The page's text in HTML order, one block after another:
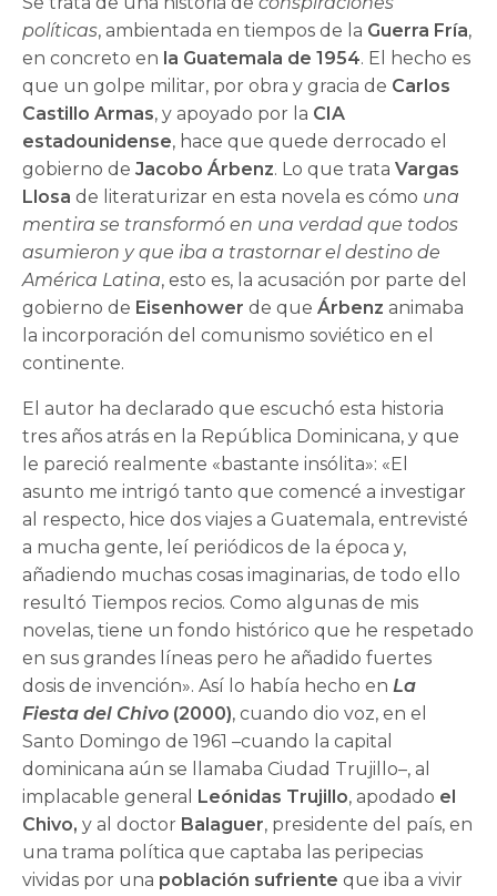
políticas, ambientada en tiempos de la Guerra Fría,
en concreto en la Guatemala de 1954. El hecho es
que un golpe militar, por obra y gracia de Carlos
Castillo Armas, y apoyado por la CIA
estadounidense, hace que quede derrocado el
gobierno de Jacobo Árbenz. Lo que trataVargas
Llosa de literaturizar en esta novela es cómo una
mentira se transformó en una verdad que todos
asumieron y que iba a trastornar el destino de
América Latina, esto es, la acusación por parte del
gobierno de Eisenhower de queÁrbenz animaba
la incorporación del comunismo soviético en el
continente.
El autor ha declarado que escuchó esta historia
tres años atrás en la República Dominicana, y que
le pareció realmente «bastante insólita»: «El
asunto me in­trigó tanto que comencé a investigar
al respecto, hice dos viajes a Guatemala, entrevisté
a mucha gente, leí periódicos de la época y,
añadiendo mu­chas cosas imaginarias, de todo ello
resultó Tiem­pos recios. Como algunas de mis
novelas, tiene un fondo histórico que he respetado
en sus grandes líneas pero he añadido fuertes
dosis de invención». Así lo había hecho enLa
Fiesta del Chivo (2000), cuando dio voz, en el
Santo Domingo de 1961 –cuando la capital
dominicana aún se llamaba Ciudad Trujillo–, al
implacable general Leónidas Trujillo, apodado el
Chivo, y al doctor Balaguer, presidente del país, en
una trama política que captaba las peripecias
vividas por una población sufriente que iba a vivir